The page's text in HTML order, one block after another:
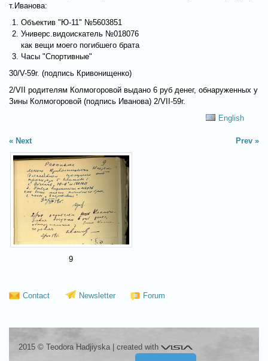
т.Иванова:
Объектив "Ю-11" №5603851
Универс.видоискатель №018076
как вещи моего погибшего брата
Часы "Спортивные"
30/V-59г. (подпись Кривонищенко)
2/VII родителям Колмогоровой выдано 6 руб денег, обнаруженных у
Зины Колмогоровой (подпись Иванова) 2/VII-59г.
English
Next Prev
9
Contact Newsletter Forum
2015 © Teodora Hadjiyska| created with Visia